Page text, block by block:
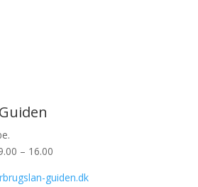
– 16.00
guiden.dk